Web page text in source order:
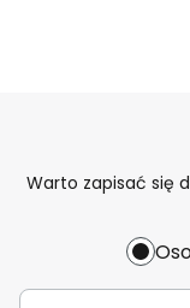
Warto zapisać się